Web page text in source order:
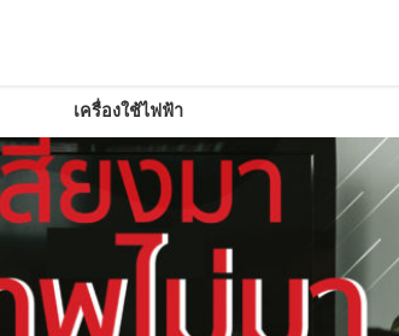
เครื่องใช้ไฟฟ้า